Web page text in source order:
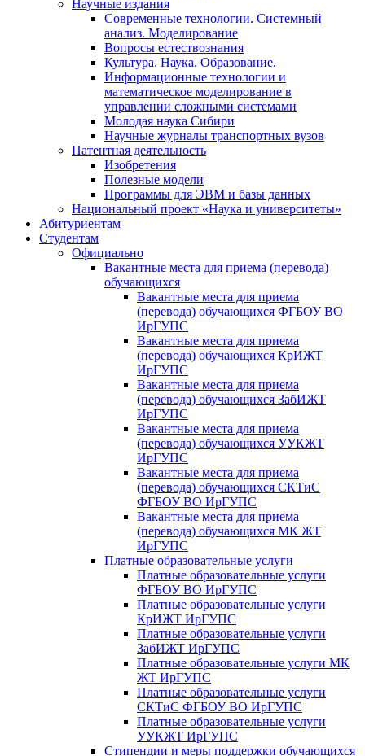
Научные издания
Современные технологии. Системный
анализ. Моделирование
Вопросы естествознания
Культура. Наука. Образование.
Информационные технологии и
математическое моделирование в
управлении сложными системами
Молодая наука Сибири
Научные журналы транспортных вузов
Патентная деятельность
Изобретения
Полезные модели
Программы для ЭВМ и базы данных
Национальный проект «Наука и университеты»
Абитуриентам
Студентам
Официально
Вакантные места для приема (перевода)
обучающихся
Вакантные места для приема
(перевода) обучающихся ФГБОУ ВО
ИрГУПС
Вакантные места для приема
(перевода) обучающихся КрИЖТ
ИрГУПС
Вакантные места для приема
(перевода) обучающихся ЗабИЖТ
ИрГУПС
Вакантные места для приема
(перевода) обучающихся УУКЖТ
ИрГУПС
Вакантные места для приема
(перевода) обучающихся СКТиС
ФГБОУ ВО ИрГУПС
Вакантные места для приема
(перевода) обучающихся МК ЖТ
ИрГУПС
Платные образовательные услуги
Платные образовательные услуги
ФГБОУ ВО ИрГУПС
Платные образовательные услуги
КрИЖТ ИрГУПС
Платные образовательные услуги
ЗабИЖТ ИрГУПС
Платные образовательные услуги МК
ЖТ ИрГУПС
Платные образовательные услуги
СКТиС ФГБОУ ВО ИрГУПС
Платные образовательные услуги
УУКЖТ ИрГУПС
Стипендии и меры поддержки обучающихся